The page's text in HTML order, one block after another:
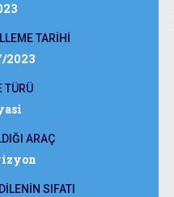
TARİHİ
2023
TÜRÜ
ARAÇ
SIFATI